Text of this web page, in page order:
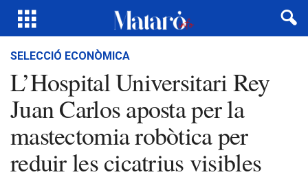
SELECCIÓ ECONÒMICA
L’Hospital Universitari Rey
Juan Carlos aposta per la
mastectomia robòtica per
reduir les cicatrius visibles